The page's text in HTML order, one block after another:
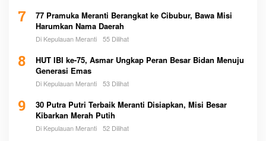
7
77 Pramuka Meranti Berangkat ke Cibubur, Bawa Misi
Harumkan Nama Daerah
Di Kepulauan Meranti 55 Dilihat
8
HUT IBI ke-75, Asmar Ungkap Peran Besar Bidan Menuju
Generasi Emas
Di Kepulauan Meranti 53 Dilihat
9
30 Putra Putri Terbaik Meranti Disiapkan, Misi Besar
Kibarkan Merah Putih
Di Kepulauan Meranti 52 Dilihat